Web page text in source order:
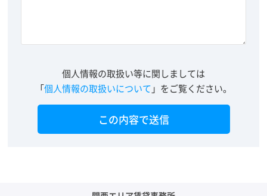
個人情報の取扱い等に関しましては
「個人情報の取扱いについて 」をご覧ください。